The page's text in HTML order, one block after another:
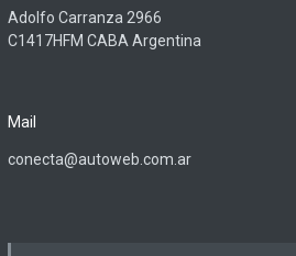
Adolfo Carranza 2966
C1417HFM CABA Argentina
Mail
conecta@autoweb.com.ar